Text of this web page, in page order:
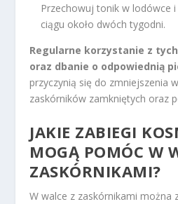
Przechowuj tonik w lodówce
ciągu około dwóch tygodni.
Regularne korzystanie z
oraz dbanie o odpowiednią
przyczynią się do zmniejszenia
zaskórników zamkniętych oraz
JAKIE ZABIEGI
MOGĄ POMÓC W
ZASKÓRNIKAMI?
W walce z zaskórnikami można